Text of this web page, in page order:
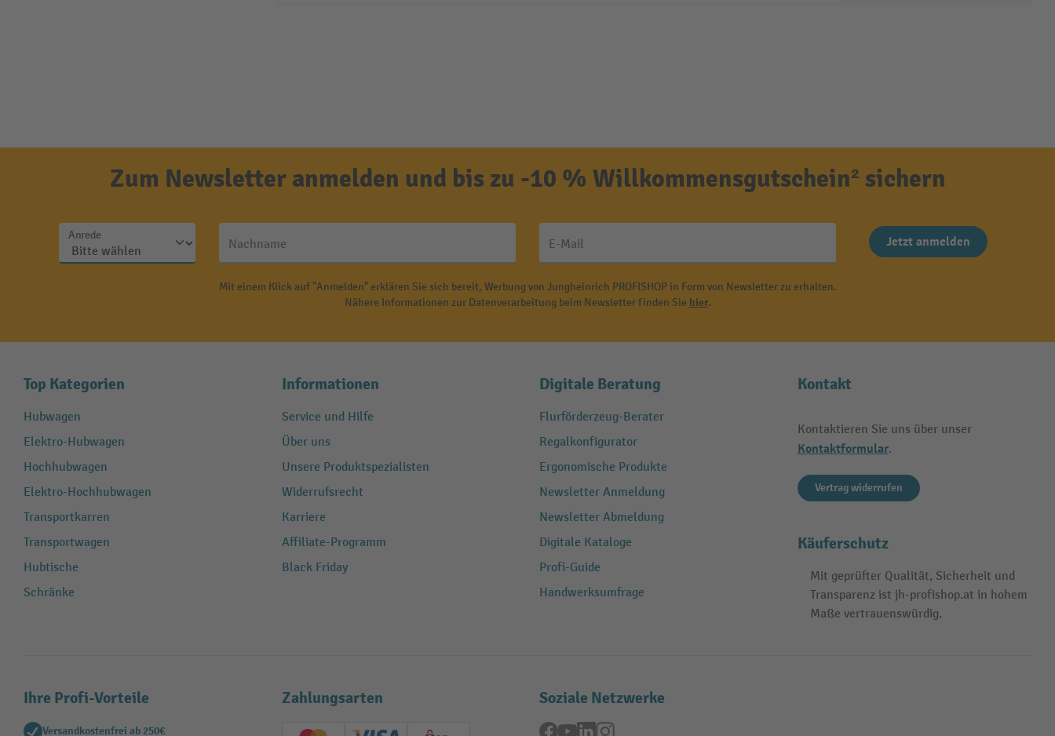
Zum Newsletter anmelden und bis zu -10 % Willkommensgutschein² sichern
Anrede
Nachname E-Mail Jetzt anmelden
Mit einem Klick auf "Anmelden" erklären Sie sich bereit, Werbung von Jungheinrich PROFISHOP in Form von Newsletter zu erhalten.
Nähere Informationen zur Datenverarbeitung beim Newsletter finden Sie hier.
Top Kategorien
Hubwagen
Elektro-Hubwagen
Hochhubwagen
Elektro-Hochhubwagen
Transportkarren
Transportwagen
Hubtische
Schränke
Informationen
Service und Hilfe
Über uns
Unsere Produktspezialisten
Widerrufsrecht
Karriere
Affiliate-Programm
Black Friday
Digitale Beratung
Flurförderzeug-Berater
Regalkonfigurator
Ergonomische Produkte
Newsletter Anmeldung
Newsletter Abmeldung
Digitale Kataloge
Profi-Guide
Handwerksumfrage
Kontakt
Kontaktieren Sie uns über unser
Kontaktformular.
Vertrag widerrufen
Käuferschutz
Mit geprüfter Qualität, Sicherheit und
Transparenz ist jh-profishop.at in hohem
Maße vertrauenswürdig.
Ihre Profi-Vorteile
Versandkostenfrei ab 250€
Zahlungsarten Soziale Netzwerke
Facebook
YouTubeLinkedInInstagram